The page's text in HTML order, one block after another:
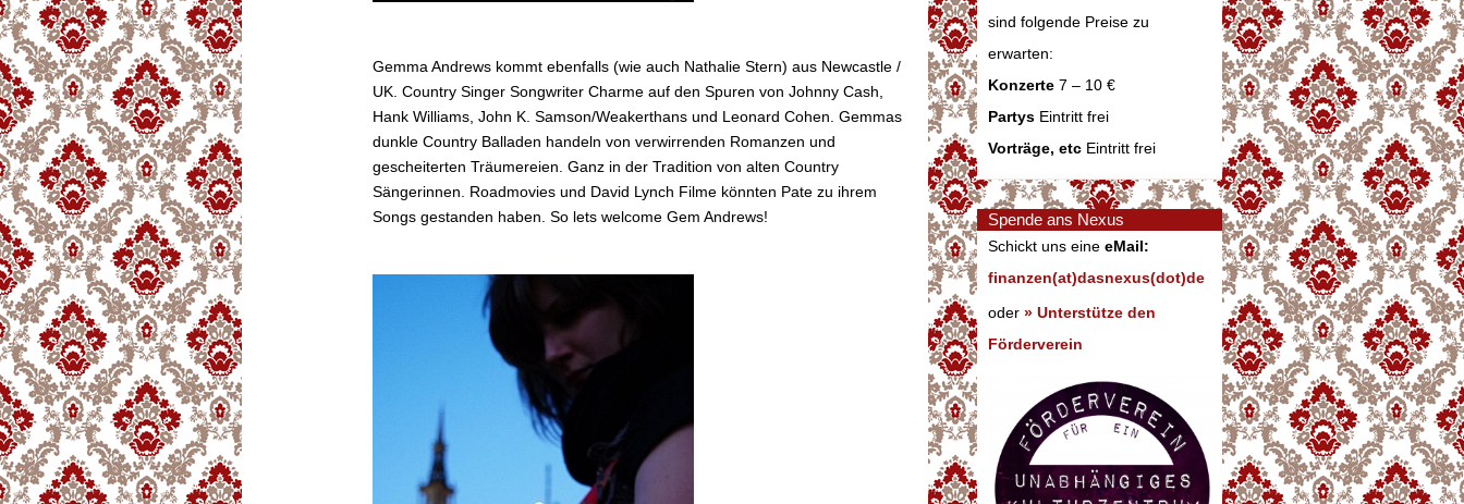
Gemma Andrews kommt ebenfalls (wie auch Nathalie Stern) aus Newcastle /
UK. Country Singer Songwriter Charme auf den Spuren von Johnny Cash,
Hank Williams, John K. Samson/Weakerthans und Leonard Cohen. Gemmas
dunkle Country Balladen handeln von verwirrenden Romanzen und
gescheiterten Träumereien. Ganz in der Tradition von alten Country
Sängerinnen. Roadmovies und David Lynch Filme könnten Pate zu ihrem
Songs gestanden haben. So lets welcome Gem Andrews!
sind folgende Preise zu
erwarten:
Konzerte 7 – 10 €
Partys Eintritt frei
Vorträge, etc Eintritt frei
Spende ans Nexus
Schickt uns eine eMail:
finanzen(at)dasnexus(dot)de
oder » Unterstütze den
Förderverein